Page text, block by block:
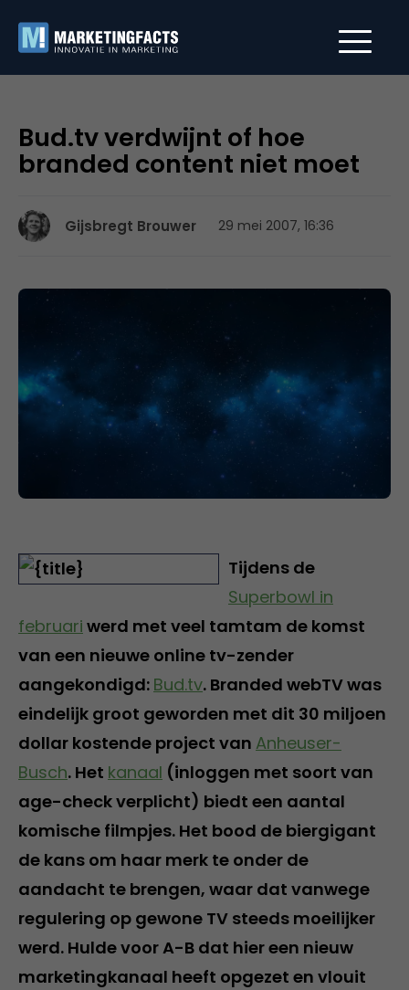
Bud.tv verdwijnt of hoe
branded content niet moet
Gijsbregt Brouwer 29 mei 2007, 16:36
Tijdens de
Superbowl in
februari werd met veel tamtam de komst
van een nieuwe online tv-zender
aangekondigd: Bud.tv. Branded webTV was
eindelijk groot geworden met dit 30 miljoen
dollar kostende project van Anheuser-
Busch. Het kanaal (inloggen met soort van
age-check verplicht) biedt een aantal
komische filmpjes. Het bood de biergigant
de kans om haar merk te onder de
aandacht te brengen, waar dat vanwege
regulering op gewone TV steeds moeilijker
werd. Hulde voor A-B dat hier een nieuw
marketingkanaal heeft opgezet en vlouit